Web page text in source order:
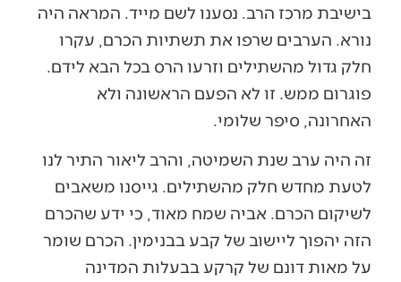
בישיבת מרכז הרב. נסענו לשם מייד. המראה היה
נורא. הערבים שרפו את תשתיות הכרם, עקרו
חלק גדול מהשתילים וזרעו הרס בכל הבא לידם.
פוגרום ממש. זו לא הפעם הראשונה ולא
האחרונה, סיפר שלומי.
זה היה ערב שנת השמיטה, והרב ליאור התיר לנו
לטעת מחדש חלק מהשתילים. גייסנו משאבים
לשיקום הכרם. אביה שמח מאוד, כי ידע שהכרם
הזה יהפוך ליישוב של קבע בבנימין. הכרם שומר
על מאות דונם של קרקע בבעלות המדינה